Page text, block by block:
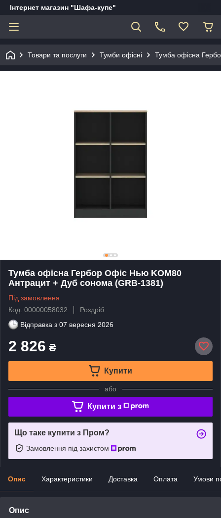
Інтернет магазин "Шафа-купе"
Товари та послуги Тумби офісні Тумба офісна
Тумба офісна Гербор Офіс Нью KOM80
Антрацит + Дуб сонома (GRB-1381)
Під замовлення
Код: 00000058032
Роздріб
Відправка з 07 вересня 2026
2 826 ₴
Купити
або
Купити з
Що таке купити з Пром?
Замовлення під захистом
Опис Характеристики Доставка Оплата Умови
Опис